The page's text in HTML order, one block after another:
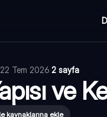
22 Tem 2026·2 sayfa
ve
kaynaklarına ekle